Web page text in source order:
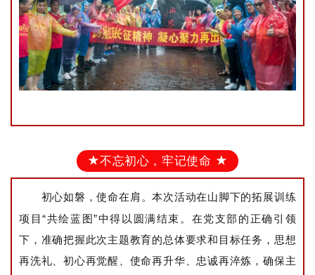
★不忘初心，牢记使命 ★
初心如磐，使命在肩。本次活动在山脚下的拓展训练
项目“共绘蓝图”中得以圆满结束。 在党支部的正确引领
下，准确把握此次主题教育的总体要求和目标任务，思想
再洗礼、初心再觉醒、使命再升华、忠诚再淬炼，确保主